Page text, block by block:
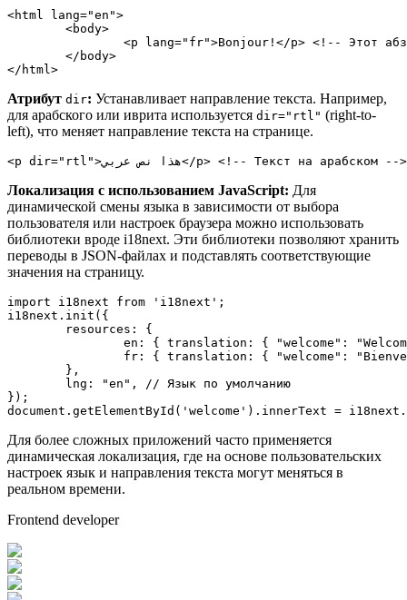
<html lang="en">
<body>
<p lang="fr">Bonjour! </p> <!-- Этот
</ body>
</ html >
Атрибут dir: Устанавливает направление текста. Например,
для арабского или иврита используется dir="rtl" (right-to-
left), что меняет направление текста на странице.
<p dir="rtl">هذا نص عربي</p> <!-- Текст на арабском -->
Локализация с использованием JavaScript: Для
динамической смены языка в зависимости от выбора
пользователя или настроек браузера можно использовать
библиотеки вроде i18next. Эти библиотеки позволяют хранить
переводы в JSON-файлах и подставлять соответствующие
значения на страницу.
import i18next from 'i18next' ;
i18next. init ({
resources : {
en : { translation : { "welcome" :
fr : { translation : { "welcome" :
lng : "en" ,
// Язык по умолчанию
document . getElementById ( 'welcome' ). innerText = i18next.
Для более сложных приложений часто применяется
динамическая локализация, где на основе пользовательских
настроек язык и направления текста могут меняться в
реальном времени.
Frontend developer